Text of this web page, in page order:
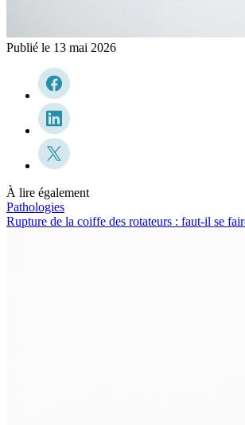
Publié le 13 mai 2026
À lire également
Pathologies
Rupture de la coiffe des rotateurs : faut-il se